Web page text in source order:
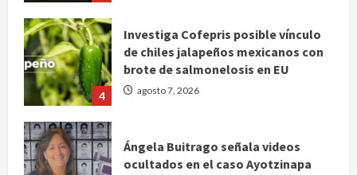
4
Investiga Cofepris posible vínculo
de chiles jalapeños mexicanos con
brote de salmonelosis en EU
agosto 7, 2026
Ángela Buitrago señala videos
ocultados en el caso Ayotzinapa